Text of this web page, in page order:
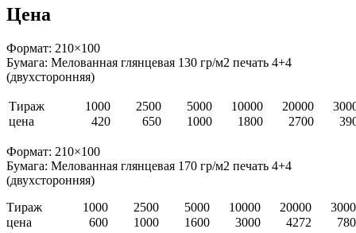
Цена
Формат: 210×100
Бумага: Мелованная глянцевая 130 гр/м2 печать 4+4
(двухсторонняя)
Тираж 1000 2500 5000 10000 20000
цена
420 650 1000 1800 2700
Формат: 210×100
Бумага: Мелованная глянцевая 170 гр/м2 печать 4+4
(двухсторонняя)
Тираж
1000 2500 5000 10000 20000
цена
600 1000 1600 3000 4272